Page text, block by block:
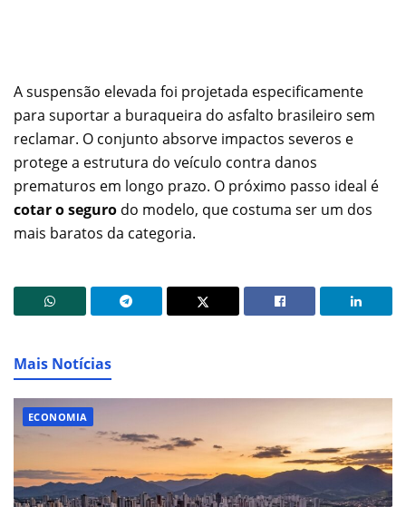
A suspensão elevada foi projetada especificamente
para suportar a buraqueira do asfalto brasileiro sem
reclamar. O conjunto absorve impactos severos e
protege a estrutura do veículo contra danos
prematuros em longo prazo. O próximo passo ideal é
cotar o seguro do modelo, que costuma ser um dos
mais baratos da categoria.
Mais Notícias
ECONOMIA